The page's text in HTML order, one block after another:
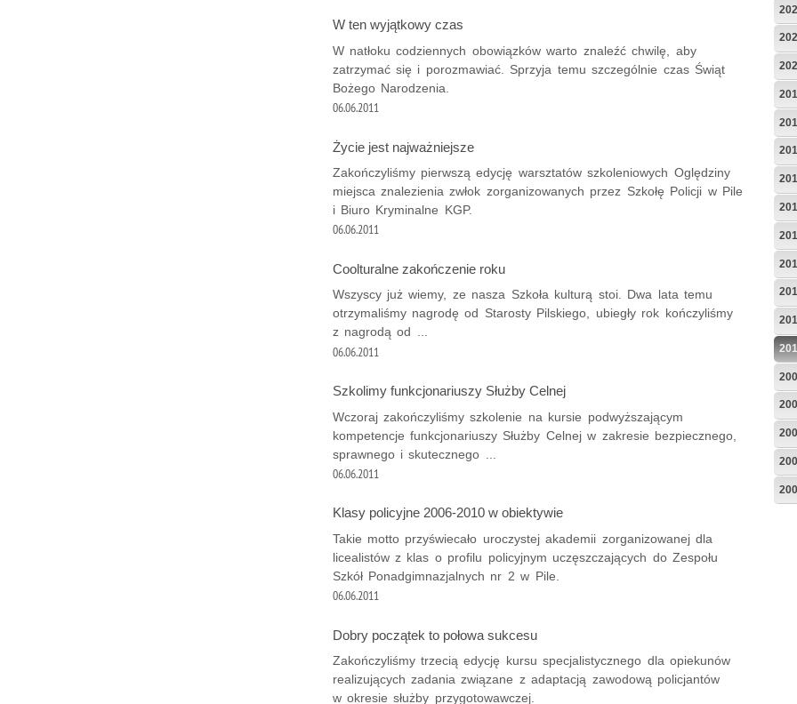
W ten wyjątkowy czas
W natłoku codziennych obowiązków warto znaleźć chwilę, aby
zatrzymać się i porozmawiać. Sprzyja temu szczególnie czas Świąt
Bożego Narodzenia.
06.06.2011
Życie jest najważniejsze
Zakończyliśmy pierwszą edycję warsztatów szkoleniowych Oględziny
miejsca znalezienia zwłok zorganizowanych przez Szkołę Policji w Pile
i Biuro Kryminalne KGP.
06.06.2011
Coolturalne zakończenie roku
Wszyscy już wiemy, ze nasza Szkoła kulturą stoi. Dwa lata temu
otrzymaliśmy nagrodę od Starosty Pilskiego, ubiegły rok kończyliśmy
z nagrodą od ...
06.06.2011
Szkolimy funkcjonariuszy Służby Celnej
Wczoraj zakończyliśmy szkolenie na kursie podwyższającym
kompetencje funkcjonariuszy Służby Celnej w zakresie bezpiecznego,
sprawnego i skutecznego ...
06.06.2011
Klasy policyjne 2006-2010 w obiektywie
Takie motto przyświecało uroczystej akademii zorganizowanej dla
licealistów z klas o profilu policyjnym uczęszczających do Zespołu
Szkół Ponadgimnazjalnych nr 2 w Pile.
06.06.2011
Dobry początek to połowa sukcesu
Zakończyliśmy trzecią edycję kursu specjalistycznego dla opiekunów
realizujących zadania związane z adaptacją zawodową policjantów
w okresie służby przygotowawczej.